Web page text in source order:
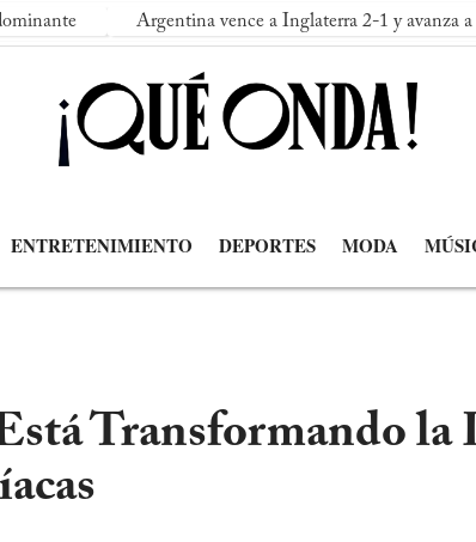
Argentina vence a Inglaterra 2-1 y avanza a su
ENTRETENIMIENTO DEPORTES MODA
Transformando la